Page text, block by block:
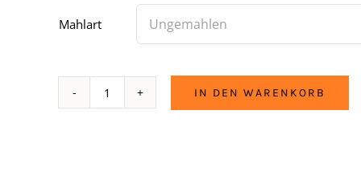
Mahlart
Affengeil
IN DEN WARENKORB